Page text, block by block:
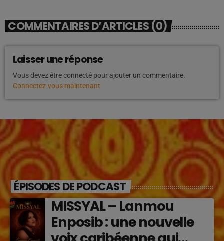
COMMENTAIRES D’ARTICLES (0)
Laisser une réponse
Vous devez être connecté pour ajouter un commentaire.
Connectez-vous maintenant
ÉPISODES DE PODCAST
MISSYAL – Lanmou
Enposib : une nouvelle